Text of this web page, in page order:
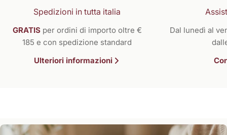
Spedizioni in tutta italia
GRATIS per ordini di importo oltre €
185 e con spedizione standard
Ulteriori informazioni
Dal lunedì al